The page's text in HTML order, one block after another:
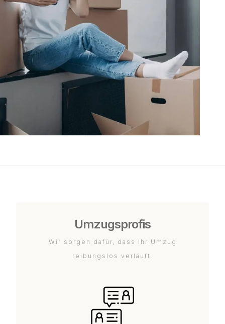
Umzugsprofis
Wir sorgen dafür, dass Ihr Umzug
reibungslos verläuft.